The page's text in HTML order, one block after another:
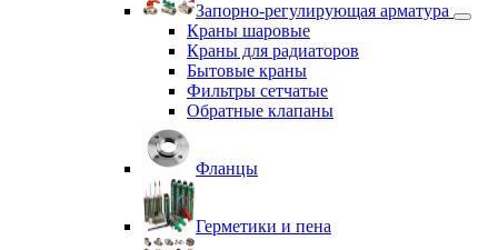
Запорно-регулирующая арматура
Краны шаровые
Краны для радиаторов
Бытовые краны
Фильтры сетчатые
Обратные клапаны
Фланцы
Герметики и пена